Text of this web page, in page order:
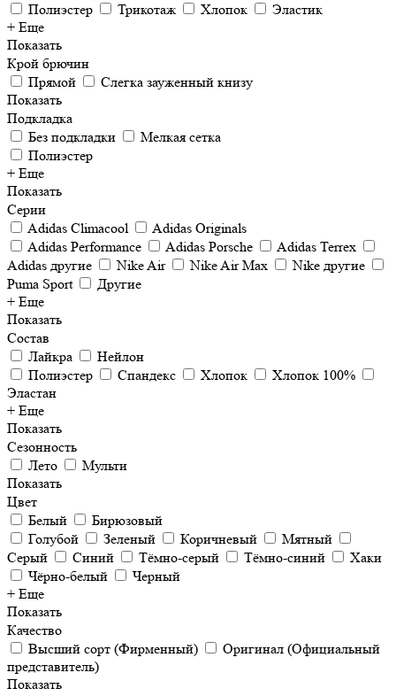
Полиэстер
Трикотаж Хлопок
Эластик
+ Еще
Показать
Крой брючин
Прямой
Слегка зауженный книзу
Показать
Подкладка
Без подкладки
Мелкая сетка
Полиэстер
+ Еще
Показать
Серии
Adidas Climacool
Adidas Originals
Adidas Performance
Adidas Porsche
Adidas Terrex
Adidas другие
Nike Air Nike Air Max
Nike другие
Puma Sport
Другие
+ Еще
Показать
Состав
Лайкра
Нейлон
Полиэстер
Спандекс Хлопок
Хлопок 100%
Эластан
+ Еще
Показать
Сезонность
Лето
Мульти
Показать
Цвет
Белый
Бирюзовый
Голубой
Зеленый Коричневый
Мятный
Серый
Синий Тёмно-серый Тёмно-синий
Хаки
Чёрно-белый
Черный
+ Еще
Показать
Качество
Высший сорт (Фирменный)
Оригинал (Официальный
представитель)
Показать